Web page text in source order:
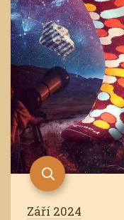
Září 2024